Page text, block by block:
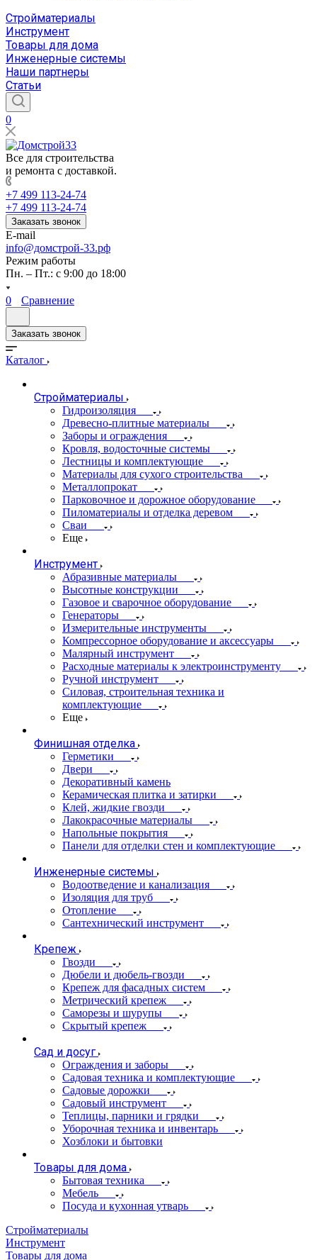
Стройматериалы
Инструмент
Товары для дома
Инженерные системы
Наши партнеры
Статьи
0
Все для строительства
и ремонта с доставкой.
+7 499 113-24-74
+7 499 113-24-74
Заказать звонок
E-mail
info@домстрой-33.рф
Режим работы
Пн. – Пт.: с 9:00 до 18:00
0 Сравнение
Заказать звонок
Каталог
Стройматериалы
Гидроизоляция
Древесно-плитные материалы
Заборы и ограждения
Кровля, водосточные системы
Лестницы и комплектующие
Материалы для сухого строительства
Металлопрокат
Парковочное и дорожное оборудование
Пиломатериалы и отделка деревом
Сваи
Еще
Инструмент
Абразивные материалы
Высотные конструкции
Газовое и сварочное оборудование
Генераторы
Измерительные инструменты
Компрессорное оборудование и аксессуары
Малярный инструмент
Расходные материалы к электроинструменту
Ручной инструмент
Силовая, строительная техника и
комплектующие
Еще
Финишная отделка
Герметики
Двери
Декоративный камень
Керамическая плитка и затирки
Клей, жидкие гвозди
Лакокрасочные материалы
Напольные покрытия
Панели для отделки стен и комплектующие
Инженерные системы
Водоотведение и канализация
Изоляция для труб
Отопление
Сантехнический инструмент
Крепеж
Гвозди
Дюбели и дюбель-гвозди
Крепеж для фасадных систем
Метрический крепеж
Саморезы и шурупы
Скрытый крепеж
Сад и досуг
Ограждения и заборы
Садовая техника и комплектующие
Садовые дорожки
Садовый инструмент
Теплицы, парники и грядки
Уборочная техника и инвентарь
Хозблоки и бытовки
Товары для дома
Бытовая техника
Мебель
Посуда и кухонная утварь
Стройматериалы
Инструмент
Товары для дома